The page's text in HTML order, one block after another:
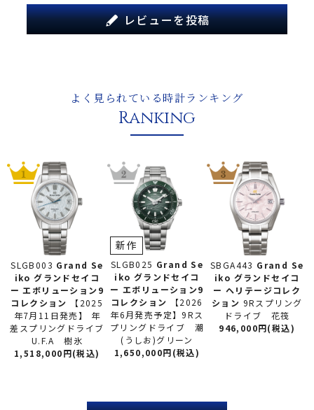
レビューを投稿
よく見られている時計ランキング
Ranking
SLGB003 Grand Se
iko グランドセイコ
ー エボリューション9
コレクション
【2025
年7月11日発売】 年
差スプリングドライブ
U.F.A 樹氷
1,518,000円(税込)
SLGB025 Grand Se
iko グランドセイコ
ー エボリューション9
コレクション
【2026
年6月発売予定】9Rス
プリングドライブ 潮
(うしお)グリーン
新作
1,650,000円(税込)
SBGA443 Grand Se
iko グランドセイコ
ー ヘリテージコレク
ション 9Rスプリング
ドライブ 花筏
946,000円(税込)